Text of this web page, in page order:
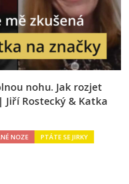
nohu. Jak rozjet
Jiří Rostecký & Katka
NOZE
PTÁTE SE JIRKY